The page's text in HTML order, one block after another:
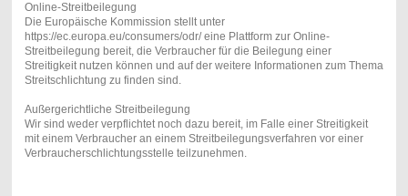
Online-Streitbeilegung
Die Europäische Kommission stellt unter
https://ec.europa.eu/consumers/odr/ eine Plattform zur Online-
Streitbeilegung bereit, die Verbraucher für die Beilegung einer
Streitigkeit nutzen können und auf der weitere Informationen zum Thema
Streitschlichtung zu finden sind.
Außergerichtliche Streitbeilegung
Wir sind weder verpflichtet noch dazu bereit, im Falle einer Streitigkeit
mit einem Verbraucher an einem Streitbeilegungsverfahren vor einer
Verbraucherschlichtungsstelle teilzunehmen.